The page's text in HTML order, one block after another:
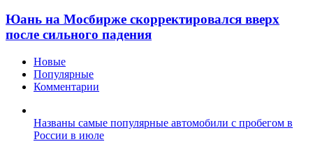
Юань на Мосбирже скорректировался вверх
после сильного падения
Новые
Популярные
Комментарии
Названы самые популярные автомобили с пробегом в
России в июле